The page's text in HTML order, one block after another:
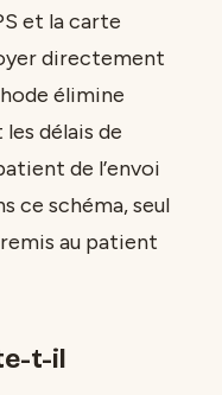
et la carte
directement
élimine
délais de
de l’envoi
ce schéma, seul
au patient
t-il